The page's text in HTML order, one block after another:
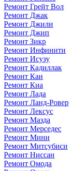
Ремонт Грейт Вол
Ремонт Джак
Ремонт Джили
Ремонт Джип
Ремонт Зикр
Ремонт Инфинити
Ремонт Исузу
Ремонт Кадиллак
Ремонт Каи
Ремонт Киа
Ремонт Лада
Ремонт Ланд-Ровер
Ремонт Лексус
Ремонт Мазда
Ремонт Мерседес
Ремонт Мини
Ремонт Митсубиси
Ремонт Ниссан
Ремонт Омода